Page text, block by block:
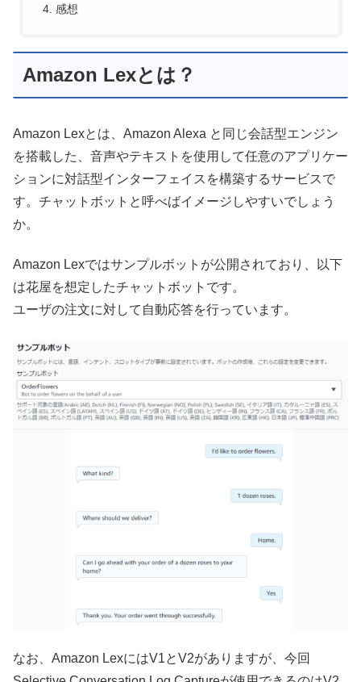
感想
Amazon Lexとは？
Amazon Lexとは、Amazon Alexa と同じ会話型エンジン
を搭載した、音声やテキストを使用して任意のアプリケー
ションに対話型インターフェイスを構築するサービスで
す。チャットボットと呼べばイメージしやすいでしょう
か。
Amazon Lexではサンプルボットが公開されており、以下
は花屋を想定したチャットボットです。
ユーザの注文に対して自動応答を行っています。
なお、Amazon LexにはV1とV2がありますが、今回